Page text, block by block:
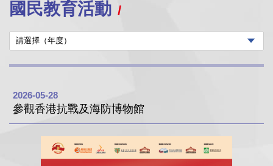
國民教育活動
2026-05-28
參觀香港抗戰及海防博物館